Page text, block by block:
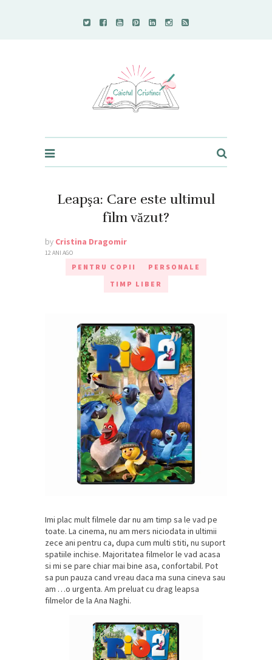
Leapşa: Care este ultimul
film văzut?
by Cristina Dragomir
12 ANI AGO
PENTRU COPII
PERSONALE
TIMP LIBER
Imi plac mult filmele dar nu am timp sa le vad pe
toate. La cinema, nu am mers niciodata in ultimii
zece ani pentru ca, dupa cum multi stiti, nu suport
spatiile inchise. Majoritatea filmelor le vad acasa
si mi se pare chiar mai bine asa, confortabil. Pot
sa pun pauza cand vreau daca ma suna cineva sau
am …o urgenta. Am preluat cu drag leapsa
filmelor de la Ana Naghi.